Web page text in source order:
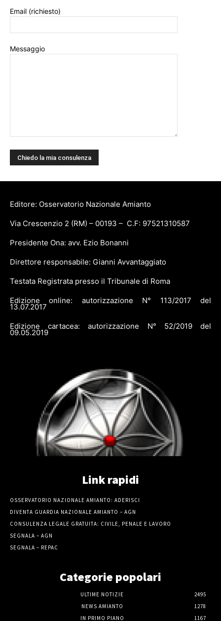
Email (richiesto)
Messaggio
Editore: Osservatorio Nazionale Amianto
Via Crescenzio 2 (RM) – 00193 – C.F: 97521310587
Presidente Ona: avv. Ezio Bonanni
Direttore responsabile: Gianni Avvantaggiato
Testata Registrata presso il Tribunale di Roma
Edizione online: autorizzazione N° 113/2017 del
13.07.2017
Edizione cartacea: autorizzazione N° 52/2019 del
09.05.2019
Link rapidi
OSSERVATORIO NAZIONALE AMIANTO: ADERISCI
DIVENTA GUARDIA NAZIONALE AMIANTO – AGN
CONSULENZA LEGALE GRATUITA: CIVILE, PENALE E LAVORO
SEGNALA – AGN
SEGNALA – REPAC
Categorie popolari
ULTIME NOTIZIE
2495
NEWS AMIANTO
1278
IN PRIMO PIANO
1167